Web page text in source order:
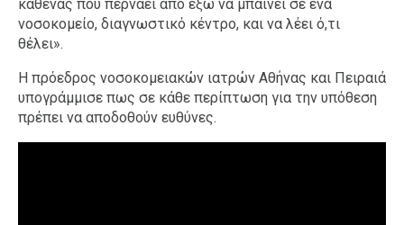
καθένας που περνάει από έξω να μπαίνει σε ένα
νοσοκομείο, διαγνωστικό κέντρο, και να λέει ό,τι
θέλει».
Η πρόεδρος νοσοκομειακών ιατρών Αθήνας και Πειραιά
υπογράμμισε πως σε κάθε περίπτωση για την υπόθεση
πρέπει να αποδοθούν ευθύνες.